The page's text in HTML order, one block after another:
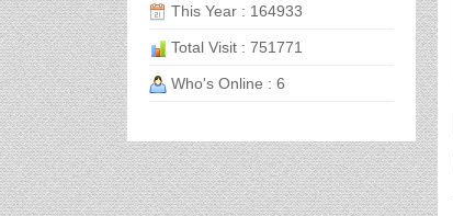
CẶP HỌC SINH MS:
TN 5017
This Year : 164933
Total Visit : 751771
Who's Online : 6